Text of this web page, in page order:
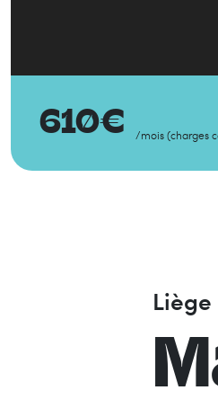
610€ /mois(charges
Liège